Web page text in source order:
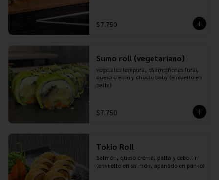
$7.750
Sumo roll (vegetariano)
vegetales tempura, champiñones furai,
queso crema y choclo baby (envuelto en
palta)
$7.750
Tokio Roll
Salmón, queso crema, palta y cebollín
(envuelto en salmón, apanado en panko)